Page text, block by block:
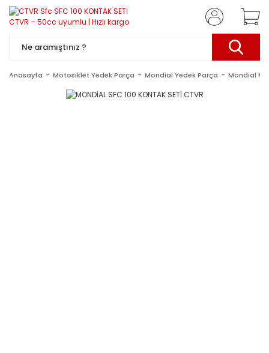
Anasayfa Motosiklet Yedek Parça Mondial Yedek Parça Mondial